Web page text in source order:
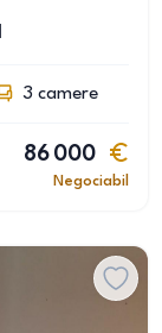
3 camere
86 000
Negociabil